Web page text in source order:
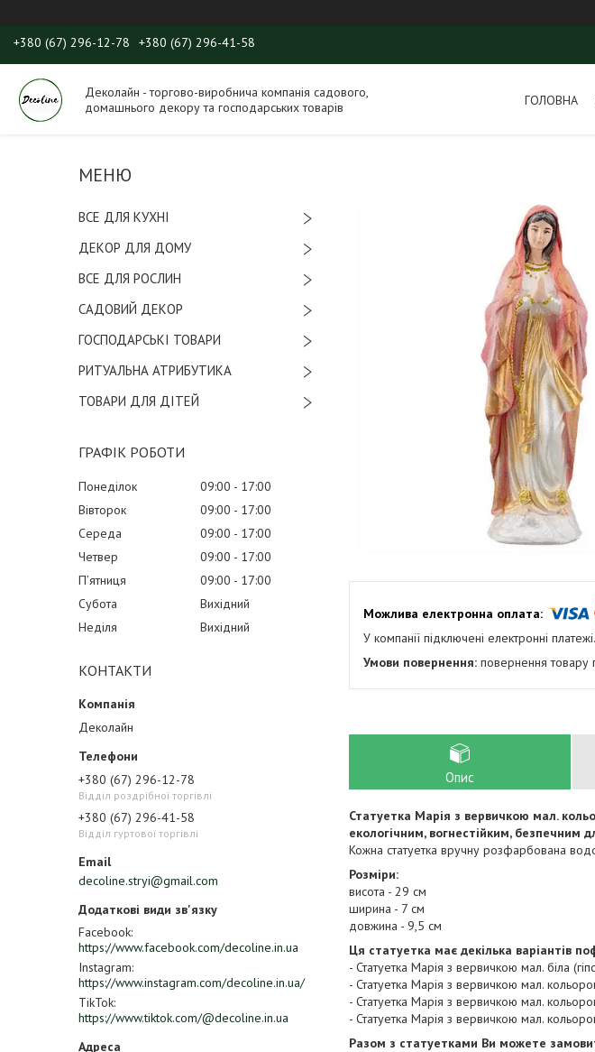
+380 (67) 296-12-78 +380 (67) 296-41-58
Деколайн - торгово-виробнича компанія садового,
домашнього декору та господарських товарів
ГОЛОВНА
ВСЕ ДЛЯ КУХНІ
ДЕКОР ДЛЯ ДОМУ
ВСЕ ДЛЯ РОСЛИН
САДОВИЙ ДЕКОР
ГОСПОДАРСЬКІ ТОВАРИ
РИТУАЛЬНА АТРИБУТИКА
ТОВАРИ ДЛЯ ДІТЕЙ
ГРАФІК РОБОТИ
Понеділок 09:00
17:00
Вівторок
09:00
17:00
Середа
09:00
17:00
Четвер
09:00
17:00
Пʼятниця
09:00
17:00
Субота
Вихідний
Неділя
Вихідний
КОНТАКТИ
Деколайн
+380 (67) 296-12-78
Відділ роздрібної торгівлі
+380 (67) 296-41-58
Відділ гуртової торгівлі
decoline.stryi@gmail.com
Facebook
https://www.facebook.com/decoline.in.ua
Instagram
https://www.instagram.com/decoline.in.ua/
TikTok
https://www.tiktok.com/@decoline.in.ua
У компанії підключені електронні
повернення товару
Опис
Статуетка Марія з вервичкою мал.
екологічним, вогнестійким, безпечним
Кожна статуетка вручну розфарбована
Розміри:
висота - 29 см
ширина - 7 см
довжина - 9,5 см
Ця статуетка має декілька варіантів
- Статуетка Марія з вервичкою мал. біла
- Статуетка Марія з вервичкою мал.
- Статуетка Марія з вервичкою мал.
- Статуетка Марія з вервичкою мал.
Разом з статуетками Ви можете